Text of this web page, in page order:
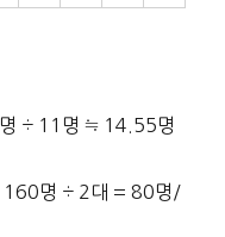
명 ÷ 11명 ≒ 14.55명
160명 ÷ 2대 = 80명/